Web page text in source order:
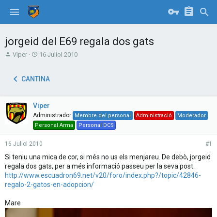
jorgeid del E69 regala dos gats
T
e
d
s
t
a
r
Viper
S
r
d
a
t
e
16 Juliol 2010
CANTINA
Viper
Administrador Membre del personal Administració
Moderador
Personal Arma
Personal DCS
16 Juliol 2010 #1
Si teniu una mica de cor, si més no us els menjareu. De debò, jorgeid
regala dos gats, per a més informació passeu per la seva post.
http://www.escuadron69.net/v20/foro/index.php?/topic/42846-
regalo-2-gatos-en-adopcion/
Mare